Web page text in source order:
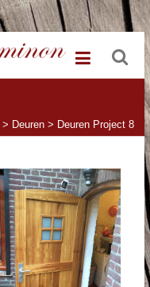
> Deuren > Deuren Project 8